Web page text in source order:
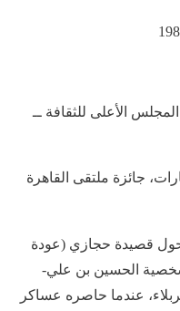
الأعلى للثقافة ــ
جائزة ملتقى القاهرة
حول قصيدة حجازي (عودة
الحسين بن علي-
عندما حاصره عساكر